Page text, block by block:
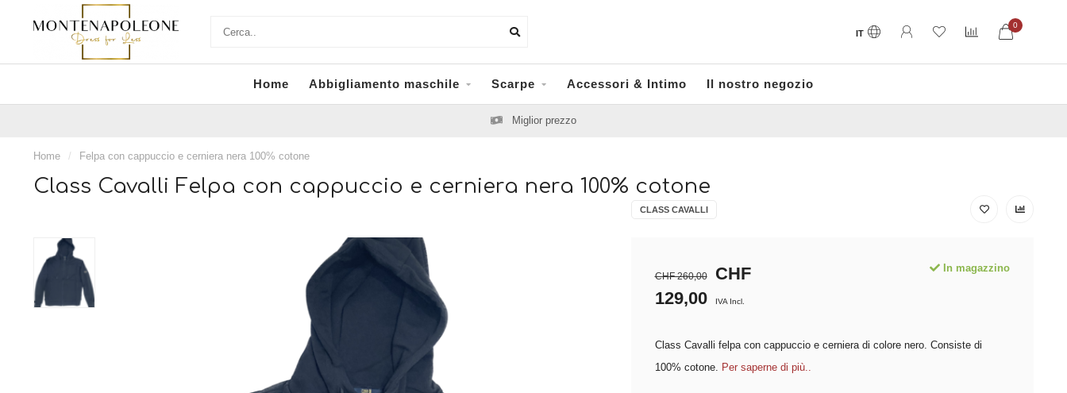
IT
0
Home Abbigliamento maschile Scarpe Accessori & Intimo Il nostro negozio
Miglior prezzo
Home / Felpa con cappuccio e cerniera nera 100% cotone
Class Cavalli Felpa con cappuccio e cerniera nera 100% cotone
CLASS CAVALLI
CHF 260,00
CHF
129,00
IVA Incl.
In magazzino
Class Cavalli felpa con cappuccio e cerniera di colore nero. Consiste di
100% cotone. Per saperne di più..